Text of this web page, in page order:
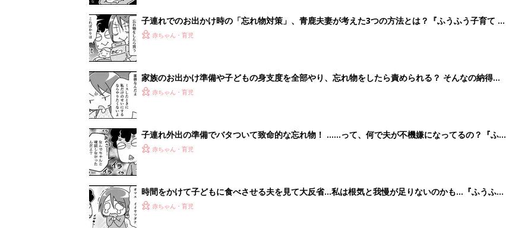
子連れでのお出かけ時の「忘れ物対策」、青鹿夫妻が考えた3つの方法とは？『ふうふう子育て ＃
84』赤ちゃん・育児
家族のお出かけ準備や子どもの身支度を全部やり、忘れ物をしたら責められる？ そんなの納得い
かない！『ふうふう子育て ＃83』
赤ちゃん・育児
子連れ外出の準備でバタついて致命的な忘れ物！ ……って、何で夫が不機嫌になってるの？『ふう
ふう子育て ＃82』
赤ちゃん・育児
時間をかけて子どもに食べさせる夫を見て大反省…私は根気と我慢が足りないのかも…『ふうふう
子育て ＃81』
赤ちゃん・育児